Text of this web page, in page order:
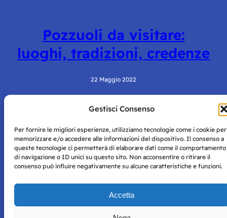
Gestisci Consenso
Per fornire le migliori esperienze, utilizziamo tecnologie come i cookie per
memorizzare e/o accedere alle informazioni del dispositivo. Il consenso a
queste tecnologie ci permetterà di elaborare dati come il comportamento
di navigazione o ID unici su questo sito. Non acconsentire o ritirare il
consenso può influire negativamente su alcune caratteristiche e funzioni.
Accetta
Pozzuoli da visitare:
luoghi, tradizioni, credenze
22 Maggio 2022
Napoli con autorizzazione numero 38 del 25/9/2019.
Tutte le immagini e i contenuti su questo sito sono forniti